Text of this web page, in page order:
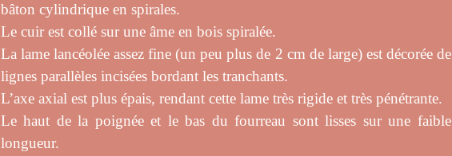
bâton cylindrique en spirales.
Le cuir est collé sur une âme en bois spiralée.
La lame lancéolée assez fine (un peu plus de 2 cm de large) est décorée de
lignes parallèles incisées bordant les tranchants.
L’axe axial est plus épais, rendant cette lame très rigide et très pénétrante.
Le haut de la poignée et le bas du fourreau sont lisses sur une faible
longueur.